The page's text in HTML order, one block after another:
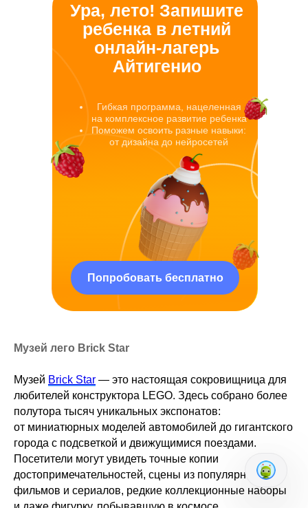
Гибкая программа, нацеленная
на комплексное развитие ребенка
Поможем освоить разные навыки:
от дизайна до нейросетей
Ура, лето! Запишите
ребенка в летний
онлайн-лагерь
Айтигенио
Попробовать бесплатно
Музей лего Brick Star
Музей Brick Star — это настоящая сокровищница для
любителей конструктора LEGO. Здесь собрано более
полутора тысяч уникальных экспонатов:
от миниатюрных моделей автомобилей до гигантского
города с подсветкой и движущимися поездами.
Посетители могут увидеть точные копии
достопримечательностей, сцены из популярных
фильмов и сериалов, редкие коллекционные наборы